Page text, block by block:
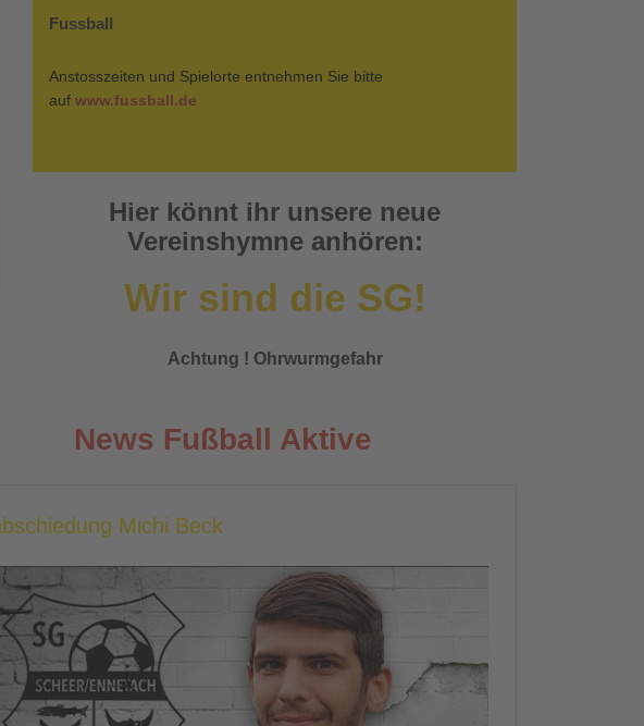
Fussball
Anstosszeiten und Spielorte entnehmen Sie bitte
auf www.fussball.de
Hier könnt ihr unsere neue
Vereinshymne anhören:
Wir sind die SG!
Achtung ! Ohrwurmgefahr
News Fußball Aktive
Michi Beck